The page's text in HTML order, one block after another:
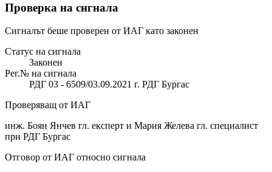
Проверка на сигнала
Сигналът беше проверен от ИАГ като законен
Статус на сигнала
Законен
Рег.№ на сигнала
РДГ 03 - 6509/03.09.2021 г. РДГ Бургас
Проверяващ от ИАГ
инж. Боян Янчев гл. експерт и Мария Желева гл. специалист
при РДГ Бургас
Отговор от ИАГ относно сигнала